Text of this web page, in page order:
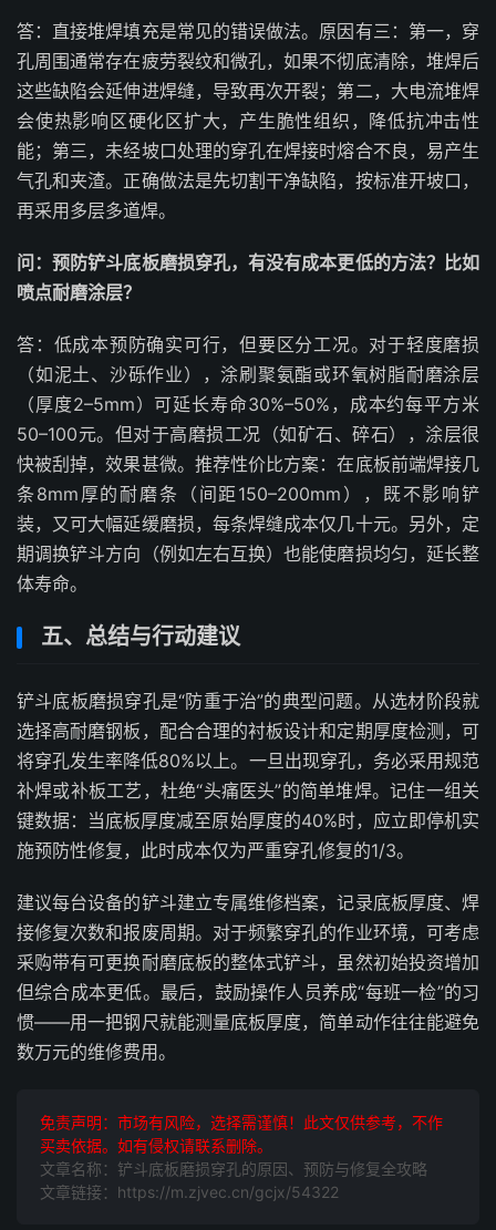
答：直接堆焊填充是常见的错误做法。原因有三：第一，穿
孔周围通常存在疲劳裂纹和微孔，如果不彻底清除，堆焊后
这些缺陷会延伸进焊缝，导致再次开裂；第二，大电流堆焊
会使热影响区硬化区扩大，产生脆性组织，降低抗冲击性
能；第三，未经坡口处理的穿孔在焊接时熔合不良，易产生
气孔和夹渣。正确做法是先切割干净缺陷，按标准开坡口，
再采用多层多道焊。
问：预防铲斗底板磨损穿孔，有没有成本更低的方法？比如
喷点耐磨涂层？
答：低成本预防确实可行，但要区分工况。对于轻度磨损
（如泥土、沙砾作业），涂刷聚氨酯或环氧树脂耐磨涂层
（厚度2–5mm）可延长寿命30%–50%，成本约每平方米
50–100元。但对于高磨损工况（如矿石、碎石），涂层很
快被刮掉，效果甚微。推荐性价比方案：在底板前端焊接几
条8mm厚的耐磨条（间距150–200mm），既不影响铲
装，又可大幅延缓磨损，每条焊缝成本仅几十元。另外，定
期调换铲斗方向（例如左右互换）也能使磨损均匀，延长整
体寿命。
五、总结与行动建议
铲斗底板磨损穿孔是“防重于治”的典型问题。从选材阶段就
选择高耐磨钢板，配合合理的衬板设计和定期厚度检测，可
将穿孔发生率降低80%以上。一旦出现穿孔，务必采用规范
补焊或补板工艺，杜绝“头痛医头”的简单堆焊。记住一组关
键数据：当底板厚度减至原始厚度的40%时，应立即停机实
施预防性修复，此时成本仅为严重穿孔修复的1/3。
建议每台设备的铲斗建立专属维修档案，记录底板厚度、焊
接修复次数和报废周期。对于频繁穿孔的作业环境，可考虑
采购带有可更换耐磨底板的整体式铲斗，虽然初始投资增加
但综合成本更低。最后，鼓励操作人员养成“每班一检”的习
惯——用一把钢尺就能测量底板厚度，简单动作往往能避免
数万元的维修费用。
免责声明：市场有风险，选择需谨慎！此文仅供参考，不作
买卖依据。如有侵权请联系删除。
文章名称：铲斗底板磨损穿孔的原因、预防与修复全攻略
文章链接：https://m.zjvec.cn/gcjx/54322